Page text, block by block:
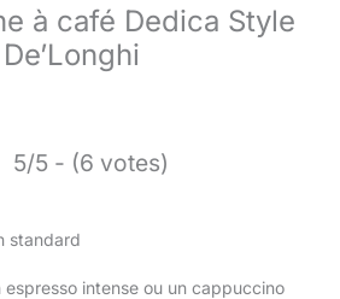
à café Dedica Style
5/5 - (6 votes)
espresso intense ou un cappuccino